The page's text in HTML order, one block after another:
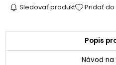
Sledovať produkt Pridať
Popis
Návod na